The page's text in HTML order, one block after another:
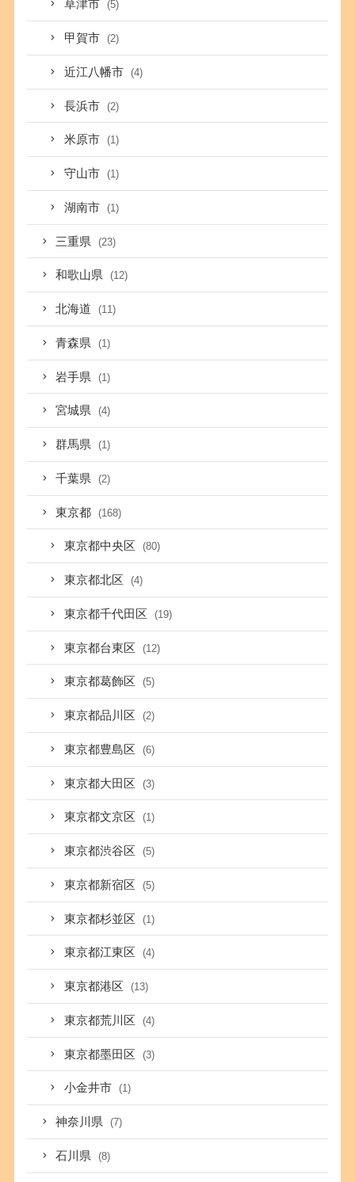
草津市 (5)
甲賀市 (2)
近江八幡市 (4)
長浜市 (2)
米原市 (1)
守山市 (1)
湖南市 (1)
三重県 (23)
和歌山県 (12)
北海道 (11)
青森県 (1)
岩手県 (1)
宮城県 (4)
群馬県 (1)
千葉県 (2)
東京都 (168)
東京都中央区 (80)
東京都北区 (4)
東京都千代田区 (19)
東京都台東区 (12)
東京都葛飾区 (5)
東京都品川区 (2)
東京都豊島区 (6)
東京都大田区 (3)
東京都文京区 (1)
東京都渋谷区 (5)
東京都新宿区 (5)
東京都杉並区 (1)
東京都江東区 (4)
東京都港区 (13)
東京都荒川区 (4)
東京都墨田区 (3)
小金井市 (1)
神奈川県 (7)
石川県 (8)